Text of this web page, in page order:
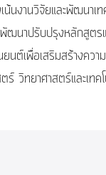
นงานวิจัยและพัฒนาเ
ฒนาปรับปรุงหลักสูตร
นต์เพื่อเสริมสร้างความ
วิทยาศาสตร์และเทค